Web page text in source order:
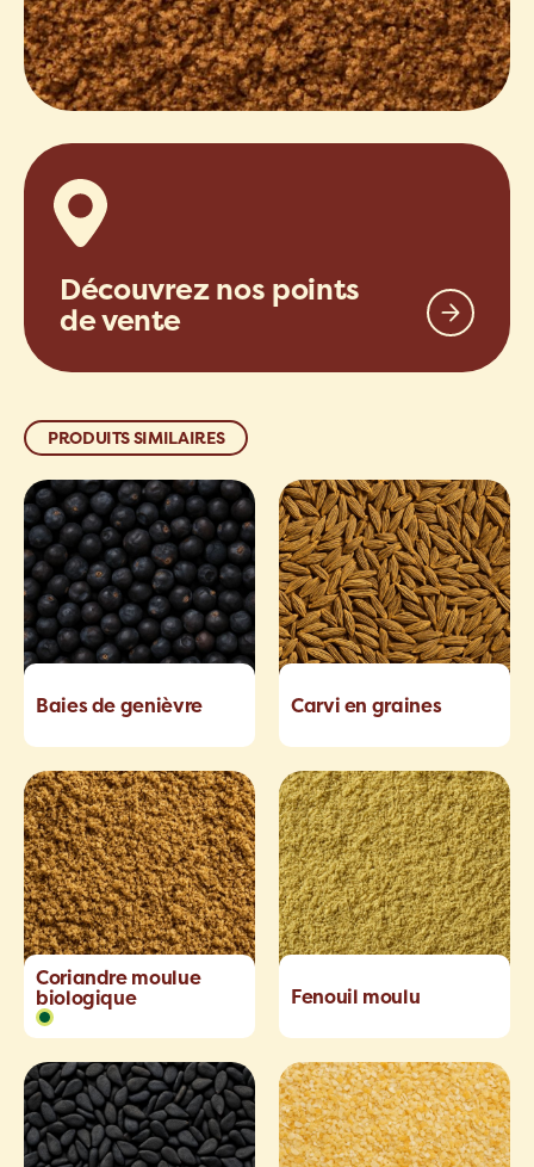
Découvrez nos points
de vente
PRODUITS SIMILAIRES
Baies de genièvre Carvi en graines
Coriandre moulue
biologique
Fenouil moulu